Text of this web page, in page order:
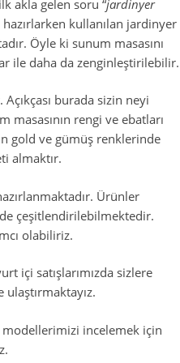
akla gelen soru “jardinyer
hazırlarken kullanılan jardinyer
Öyle ki sunum masasını
ile daha da zenginleştirilebilir.
burada sizin neyi
rengi ve ebatları
gold ve gümüş renklerinde
almaktır.
Ürünler
çeşitlendirilebilmektedir.
olabiliriz.
içi satışlarımızda sizlere
ulaştırmaktayız.
modellerimizi incelemek için